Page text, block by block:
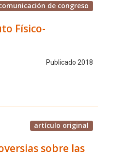
de congreso
Físico-
Publicado 2018
artículo original
sobre las